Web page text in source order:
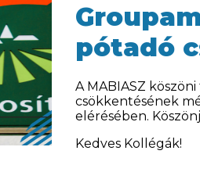
pótadó
A MABIASZ
csökkentésének
elérésében.
Kedves Kollégák!